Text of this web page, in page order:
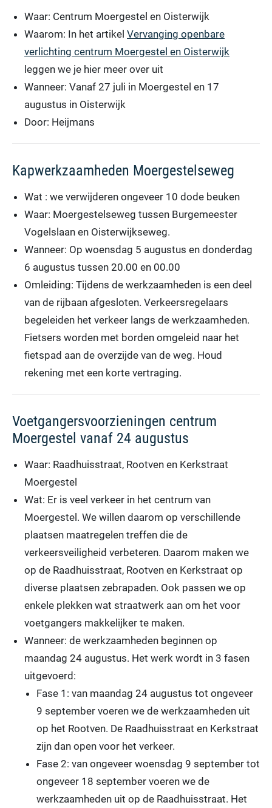
Waar: Centrum Moergestel en Oisterwijk
Waarom: In het artikel Vervanging openbare
verlichting centrum Moergestel en Oisterwijk
leggen we je hier meer over uit
Wanneer: Vanaf 27 juli in Moergestel en 17
augustus in Oisterwijk
Door: Heijmans
Kapwerkzaamheden Moergestelseweg
Wat : we verwijderen ongeveer 10 dode beuken
Waar: Moergestelseweg tussen Burgemeester
Vogelslaan en Oisterwijkseweg.
Wanneer: Op woensdag 5 augustus en donderdag
6 augustus tussen 20.00 en 00.00
Omleiding: Tijdens de werkzaamheden is een deel
van de rijbaan afgesloten. Verkeersregelaars
begeleiden het verkeer langs de werkzaamheden.
Fietsers worden met borden omgeleid naar het
fietspad aan de overzijde van de weg. Houd
rekening met een korte vertraging.
Voetgangersvoorzieningen centrum
Moergestel vanaf 24 augustus
Waar: Raadhuisstraat, Rootven en Kerkstraat
Moergestel
Wat: Er is veel verkeer in het centrum van
Moergestel. We willen daarom op verschillende
plaatsen maatregelen treffen die de
verkeersveiligheid verbeteren. Daarom maken we
op de Raadhuisstraat, Rootven en Kerkstraat op
diverse plaatsen zebrapaden. Ook passen we op
enkele plekken wat straatwerk aan om het voor
voetgangers makkelijker te maken.
Wanneer: de werkzaamheden beginnen op
maandag 24 augustus. Het werk wordt in 3 fasen
uitgevoerd:
Fase 1: van maandag 24 augustus tot ongeveer
9 september voeren we de werkzaamheden uit
op het Rootven. De Raadhuisstraat en Kerkstraat
zijn dan open voor het verkeer.
Fase 2: van ongeveer woensdag 9 september tot
ongeveer 18 september voeren we de
werkzaamheden uit op de Raadhuisstraat. Het